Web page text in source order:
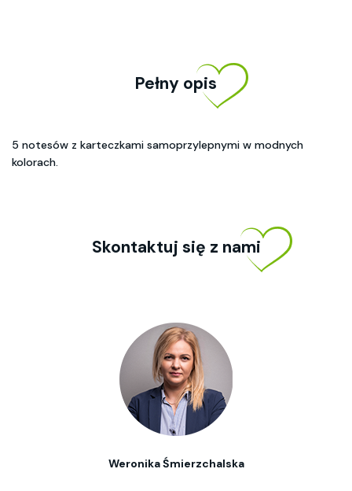
Pełny opis
5 notesów z karteczkami samoprzylepnymi w modnych
kolorach.
Skontaktuj się z nami
Weronika Śmierzchalska